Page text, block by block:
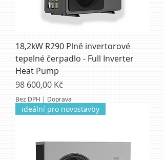
18,2kW R290 Plně invertorové
tepelné čerpadlo - Full Inverter
Heat Pump
Cena
98 600,00 Kč
Bez DPH | Doprava
ideální pro novostavby